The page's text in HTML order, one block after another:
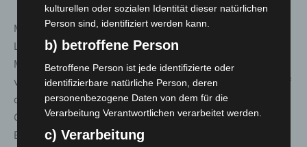
Mit Stand von Anfang Dezember 2022 wurden den
Landkreisen und kreisfreien Städten insgesamt rund 158
Millionen Euro für den Einsatz der MIT erstattet. Die
voraussichtlichen Gesamtkosten werden Stand heute auf
ca. 180-190 Millionen Euro geschätzt. Eine
Gesamtabrechnung kann erst nach dem Ende des
Einsatzauftrages erfolgen. Die Mittel kommen aus dem
kulturellen oder sozialen Identität dieser natürlichen
Person sind, identifiziert werden kann.
b) betroffene Person
Betroffene Person ist jede identifizierte oder
identifizierbare natürliche Person, deren
personenbezogene Daten von dem für die
Verarbeitung Verantwortlichen verarbeitet werden.
c) Verarbeitung